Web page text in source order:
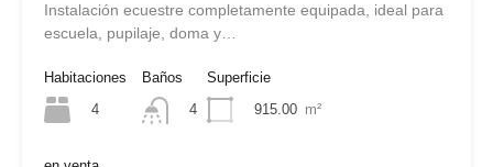
Instalación ecuestre completamente equipada, ideal para
escuela, pupilaje, doma y…
Habitaciones
4
Baños
4
Superficie
915.00 m²